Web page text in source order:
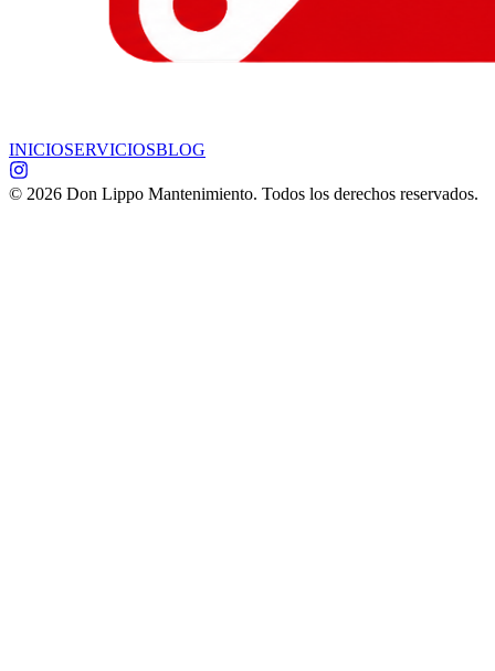
INICIOSERVICIOSBLOG
© 2026 Don Lippo Mantenimiento. Todos los derechos reservados.